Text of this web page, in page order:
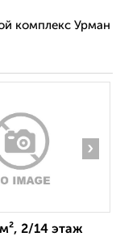
комплекс Урман
›
2/14 этаж